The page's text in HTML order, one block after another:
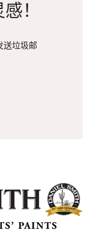
！
送垃圾邮